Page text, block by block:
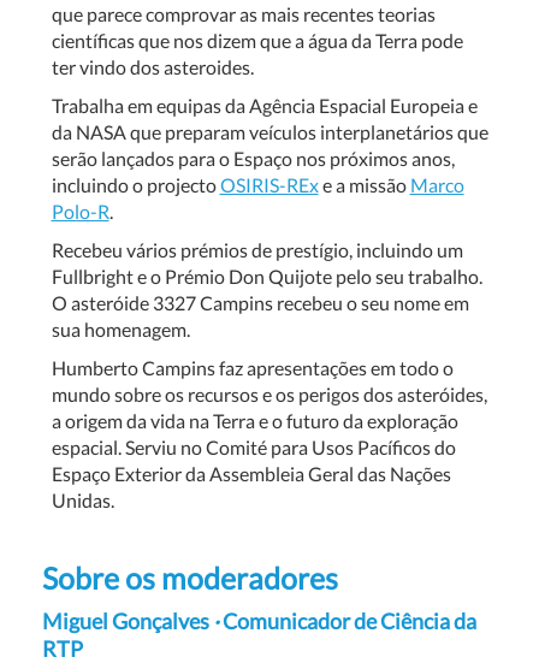
que parece comprovar as mais recentes teorias
científicas que nos dizem que a água da Terra pode
ter vindo dos asteroides.
Trabalha em equipas da Agência Espacial Europeia e
da NASA que preparam veículos interplanetários que
serão lançados para o Espaço nos próximos anos,
incluindo o projectoOSIRIS-RExe a missão Marco
Polo-R
Recebeu vários prémios de prestígio, incluindo um
Fullbright e o Prémio Don Quijote pelo seu trabalho.
O asteróide 3327 Campins recebeu o seu nome em
sua homenagem.
Humberto Campins faz apresentações em todo o
mundo sobre os recursos e os perigos dos asteróides,
a origem da vida na Terra e o futuro da exploração
espacial. Serviu no Comité para Usos Pacíficos do
Espaço Exterior da Assembleia Geral das Nações
Unidas.
Sobre os moderadores
Miguel Gonçalves ·Comunicador de Ciência da
RTP